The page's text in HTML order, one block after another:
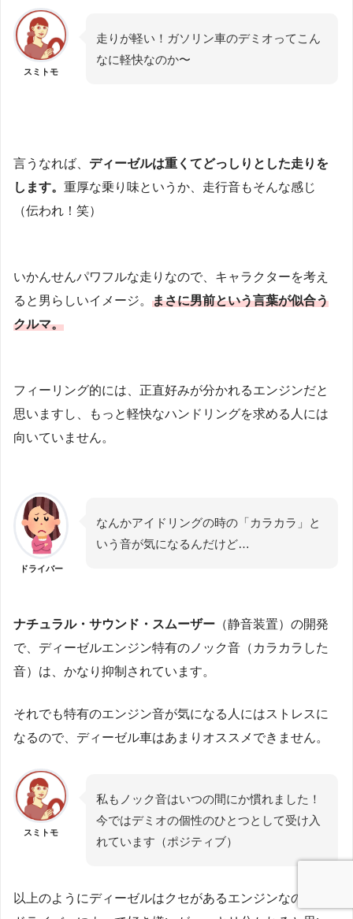
スミトモ
走りが軽い！ガソリン車のデミオってこん
なに軽快なのか〜
言うなれば、 ディーゼルは重くてどっしりとした走りを
します。 重厚な乗り味というか、走行音もそんな感じ
（伝われ！笑）
いかんせんパワフルな走りなので、キャラクターを考え
ると男らしいイメージ。 まさに男前という言葉が似合う
クルマ。
フィーリング的には、正直好みが分かれるエンジンだと
思いますし、もっと軽快なハンドリングを求める人には
向いていません。
ドライバー
なんかアイドリングの時の「カラカラ」と
いう音が気になるんだけど…
ナチュラル・サウンド・スムーザー （静音装置）の開発
で、ディーゼルエンジン特有のノック音（カラカラした
音）は、かなり抑制されています。
それでも特有のエンジン音が気になる人にはストレスに
なるので、ディーゼル車はあまりオススメできません。
スミトモ
私もノック音はいつの間にか慣れました！
今ではデミオの個性のひとつとして受け入
れています（ポジティブ）
以上のようにディーゼルはクセがあるエンジンなので、